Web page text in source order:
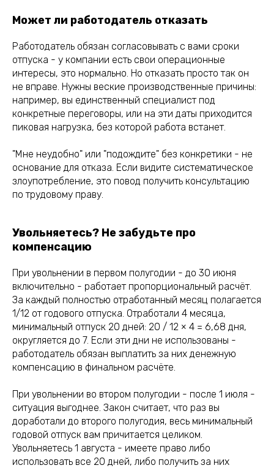
Может ли работодатель отказать
Работодатель обязан согласовывать с вами сроки
отпуска - у компании есть свои операционные
интересы, это нормально. Но отказать просто так он
не вправе. Нужны веские производственные причины:
например, вы единственный специалист под
конкретные переговоры, или на эти даты приходится
пиковая нагрузка, без которой работа встанет.
"Мне неудобно" или "подождите" без конкретики - не
основание для отказа. Если видите систематическое
злоупотребление, это повод получить консультацию
по трудовому праву.
Увольняетесь? Не забудьте про
компенсацию
При увольнении в первом полугодии - до 30 июня
включительно - работает пропорциональный расчёт.
За каждый полностью отработанный месяц полагается
1/12 от годового отпуска. Отработали 4 месяца,
минимальный отпуск 20 дней: 20 / 12 × 4 = 6,68 дня,
округляется до 7. Если эти дни не использованы -
работодатель обязан выплатить за них денежную
компенсацию в финальном расчёте.
При увольнении во втором полугодии - после 1 июля -
ситуация выгоднее. Закон считает, что раз вы
доработали до второго полугодия, весь минимальный
годовой отпуск вам причитается целиком.
Увольняетесь 1 августа - имеете право либо
использовать все 20 дней, либо получить за них